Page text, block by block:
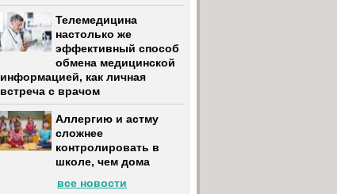
Телемедицина
настолько же
эффективный способ
обмена медицинской
информацией, как личная
встреча с врачом
Аллергию и астму
сложнее
контролировать в
школе, чем дома
все новости